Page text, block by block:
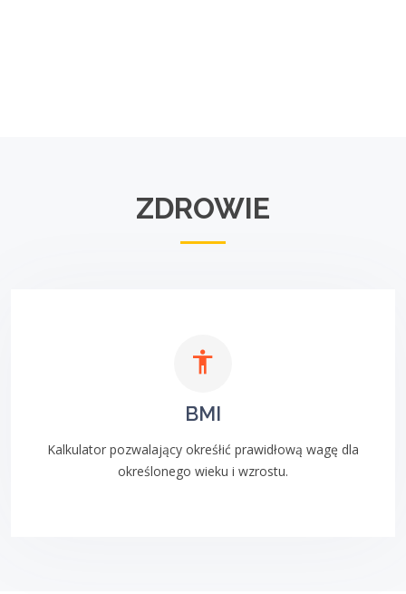
ZDROWIE
BMI
Kalkulator pozwalający okreśłić prawidłową wagę dla
określonego wieku i wzrostu.